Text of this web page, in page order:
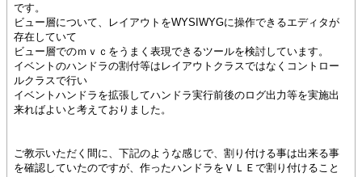
です。
ビュー層について、レイアウトをWYSIWYGに操作できるエディタが
存在していて
ビュー層でのｍｖｃをうまく表現できるツールを検討しています。
イベントのハンドラの割付等はレイアウトクラスではなくコントロー
ルクラスで行い
イベントハンドラを拡張してハンドラ実行前後のログ出力等を実施出
来ればよいと考えておりました。
ご教示いただく間に、下記のような感じで、割り付ける事は出来る事
を確認していたのですが、作ったハンドラをＶＬＥで割り付けること